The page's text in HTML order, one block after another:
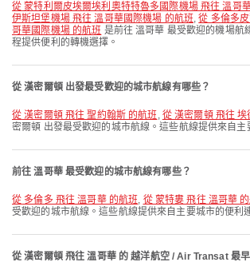
從 蒙特利爾皮埃爾埃利奧特特魯多國際機場 飛往 溫哥
伊斯坦堡機場 飛往 溫哥華國際機場 的航班,從 多倫多
哥華國際機場 的航班 是前往 溫哥華 最受歡迎的機場航
程提供便利的轉機選擇。
從 漢密爾頓 出發最受歡迎的城市航線有哪些？
從 漢密爾頓 飛往 聖約翰斯 的航班 , 從 漢密爾頓 飛往 埃
密爾頓 出發最受歡迎的城市航線。這些航線提供來自主
前往 溫哥華 最受歡迎的城市航線有哪些？
從 多倫多 飛往 溫哥華 的航班, 從 蒙特婁 飛往 溫哥華
受歡迎的城市航線。這些航線提供來自主要城市的便利
從 漢密爾頓 飛往 溫哥華 的 越洋航空 / Air Transat 最